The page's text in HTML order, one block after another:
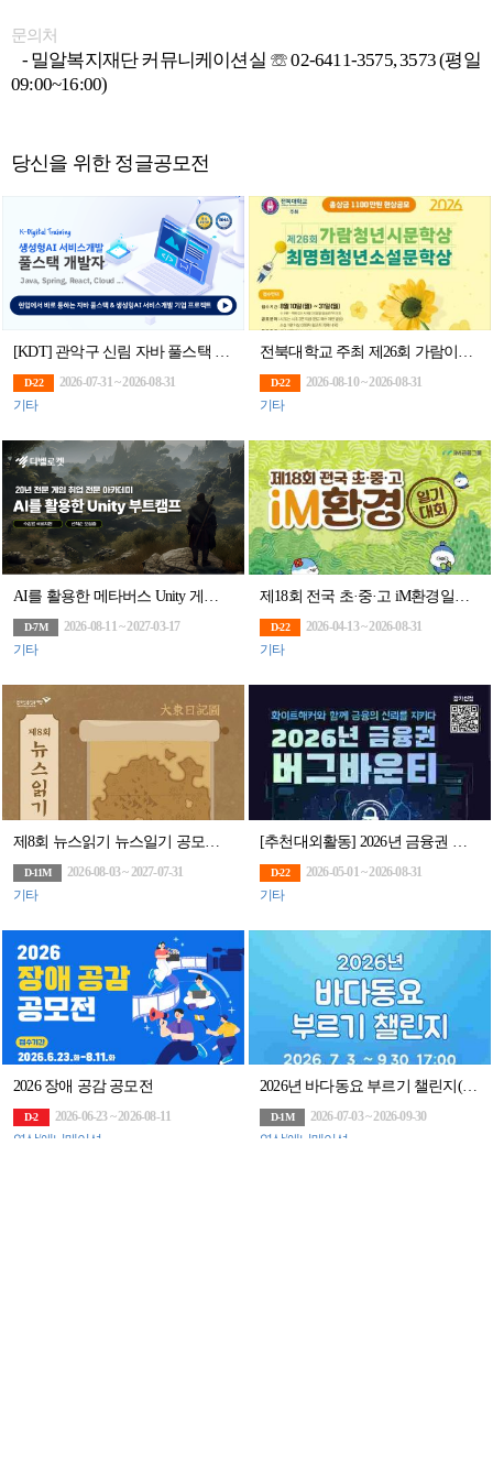
문의처
- 밀알복지재단 커뮤니케이션실 ☏ 02-6411-3575, 3573 (평일
09:00~16:00)
당신을 위한 정글공모전
[KDT] 관악구 신림 자바 풀스택 & 생성형AI 서비스개발 기업 프로젝트 완성 과정 6기 훈련생 모집
D-22
2026-07-31 ~ 2026-08-31
기타
전북대학교 주최 제26회 가람이병기청년시문학상․최명희청년소설 문학상
D-22
2026-08-10 ~ 2026-08-31
기타
AI를 활용한 메타버스 Unity 게임 부트캠프
D-7M
2026-08-11 ~ 2027-03-17
기타
제18회 전국 초·중·고 iM환경일기 대회(~8/31)
D-22
2026-04-13 ~ 2026-08-31
기타
D-11M
2026-08-03 ~ 2027-07-31
기타
D-22
2026-05-01 ~ 2026-08-31
기타
2026 장애 공감 공모전
D-2
2026-06-23 ~ 2026-08-11
영상/애니메이션
2026년 바다동요 부르기 챌린지(~9/30)
D-1M
2026-07-03 ~ 2026-09-30
영상/애니메이션